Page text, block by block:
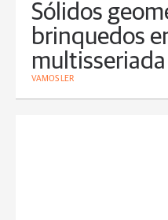
Sólidos
brinquedos
multisseriada
VAMOS LER